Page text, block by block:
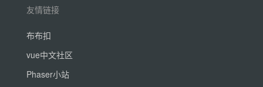
友情链接
布布扣
vue中文社区
Phaser小站